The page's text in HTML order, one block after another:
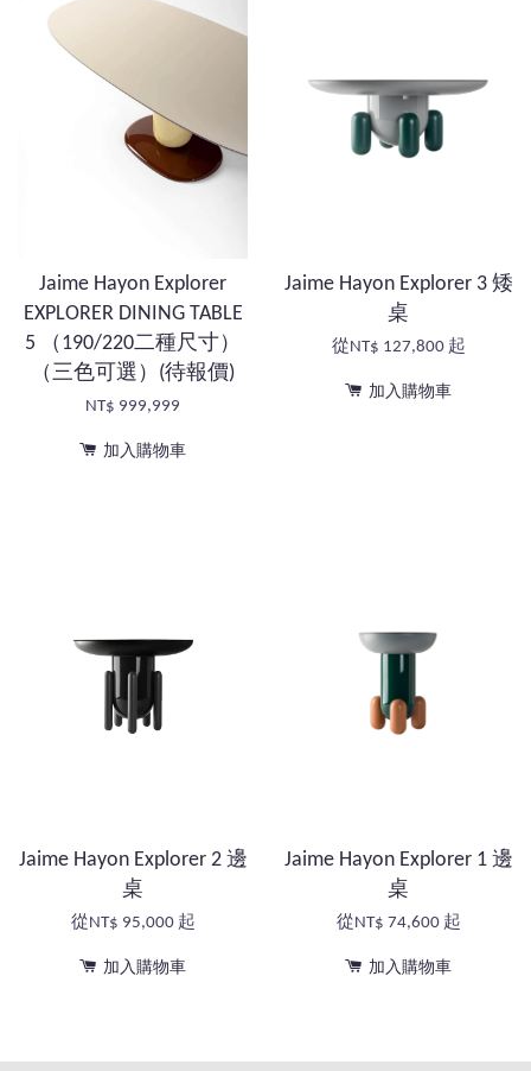
Jaime Hayon Explorer
EXPLORER DINING TABLE
5 （190/220二種尺寸）
（三色可選）(待報價)
NT$ 999,999
加入購物車
Jaime Hayon Explorer 3 矮
桌
從NT$ 127,800 起
加入購物車
Jaime Hayon Explorer 2 邊
桌
從NT$ 95,000 起
加入購物車
Jaime Hayon Explorer 1 邊
桌
從NT$ 74,600 起
加入購物車